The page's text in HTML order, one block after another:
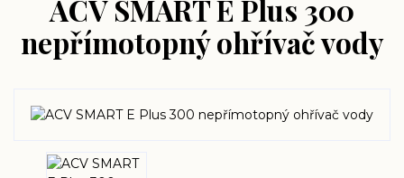
ACV SMART E Plus 300
nepřímotopný ohřívač vody